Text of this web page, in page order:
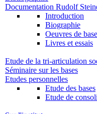
Documentation Rudolf
Introduction
Biographie
Oeuvres de base
Livres et essais
Etude de la tri-articulation
Séminaire sur les bases
Etudes personnelles
Etude des bases
Etude de